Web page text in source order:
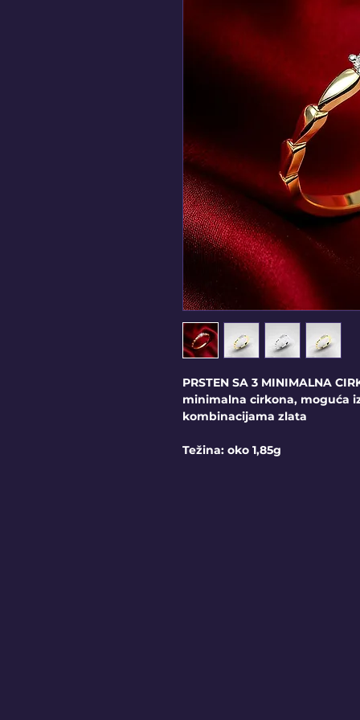
PRSTEN SA 3 MINIMALNA
minimalna cirkona, moguća
kombinacijama zlata
Težina: oko 1,85g